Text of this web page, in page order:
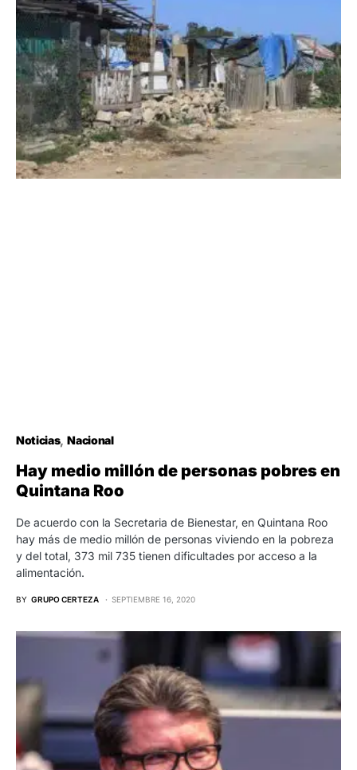
Noticias Nacional
Hay medio millón de personas pobres en
Quintana Roo
De acuerdo con la Secretaria de Bienestar, en Quintana Roo
hay más de medio millón de personas viviendo en la pobreza
y del total, 373 mil 735 tienen dificultades por acceso a la
alimentación.
BY GRUPO CERTEZA SEPTIEMBRE 16, 2020